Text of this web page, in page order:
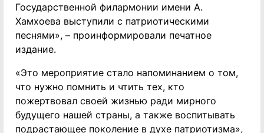
Государственной филармонии имени А.
Хамхоева выступили с патриотическими
песнями», – проинформировали печатное
издание.
«Это мероприятие стало напоминанием о том,
что нужно помнить и чтить тех, кто
пожертвовал своей жизнью ради мирного
будущего нашей страны, а также воспитывать
подрастающее поколение в духе патриотизма»,